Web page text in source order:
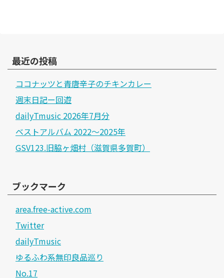
最近の投稿
ココナッツと青唐辛子のチキンカレー
週末日記ー回遊
dailyTmusic 2026年7月分
ベストアルバム 2022～2025年
GSV123.旧脇ヶ畑村（滋賀県多賀町）
ブックマーク
area.free-active.com
Twitter
dailyTmusic
ゆるふわ系無印良品巡り
No.17